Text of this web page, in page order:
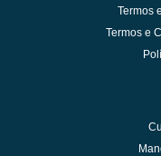
Termos
Termos e